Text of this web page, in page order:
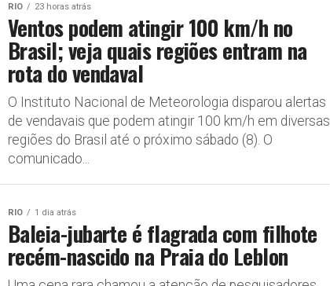
RIO 23 horas atrás
Ventos podem atingir 100 km/h no
Brasil; veja quais regiões entram na
rota do vendaval
O Instituto Nacional de Meteorologia disparou alertas
de vendavais que podem atingir 100 km/h em diversas
regiões do Brasil até o próximo sábado (8). O
comunicado...
RIO 1 dia atrás
Baleia-jubarte é flagrada com filhote
recém-nascido na Praia do Leblon